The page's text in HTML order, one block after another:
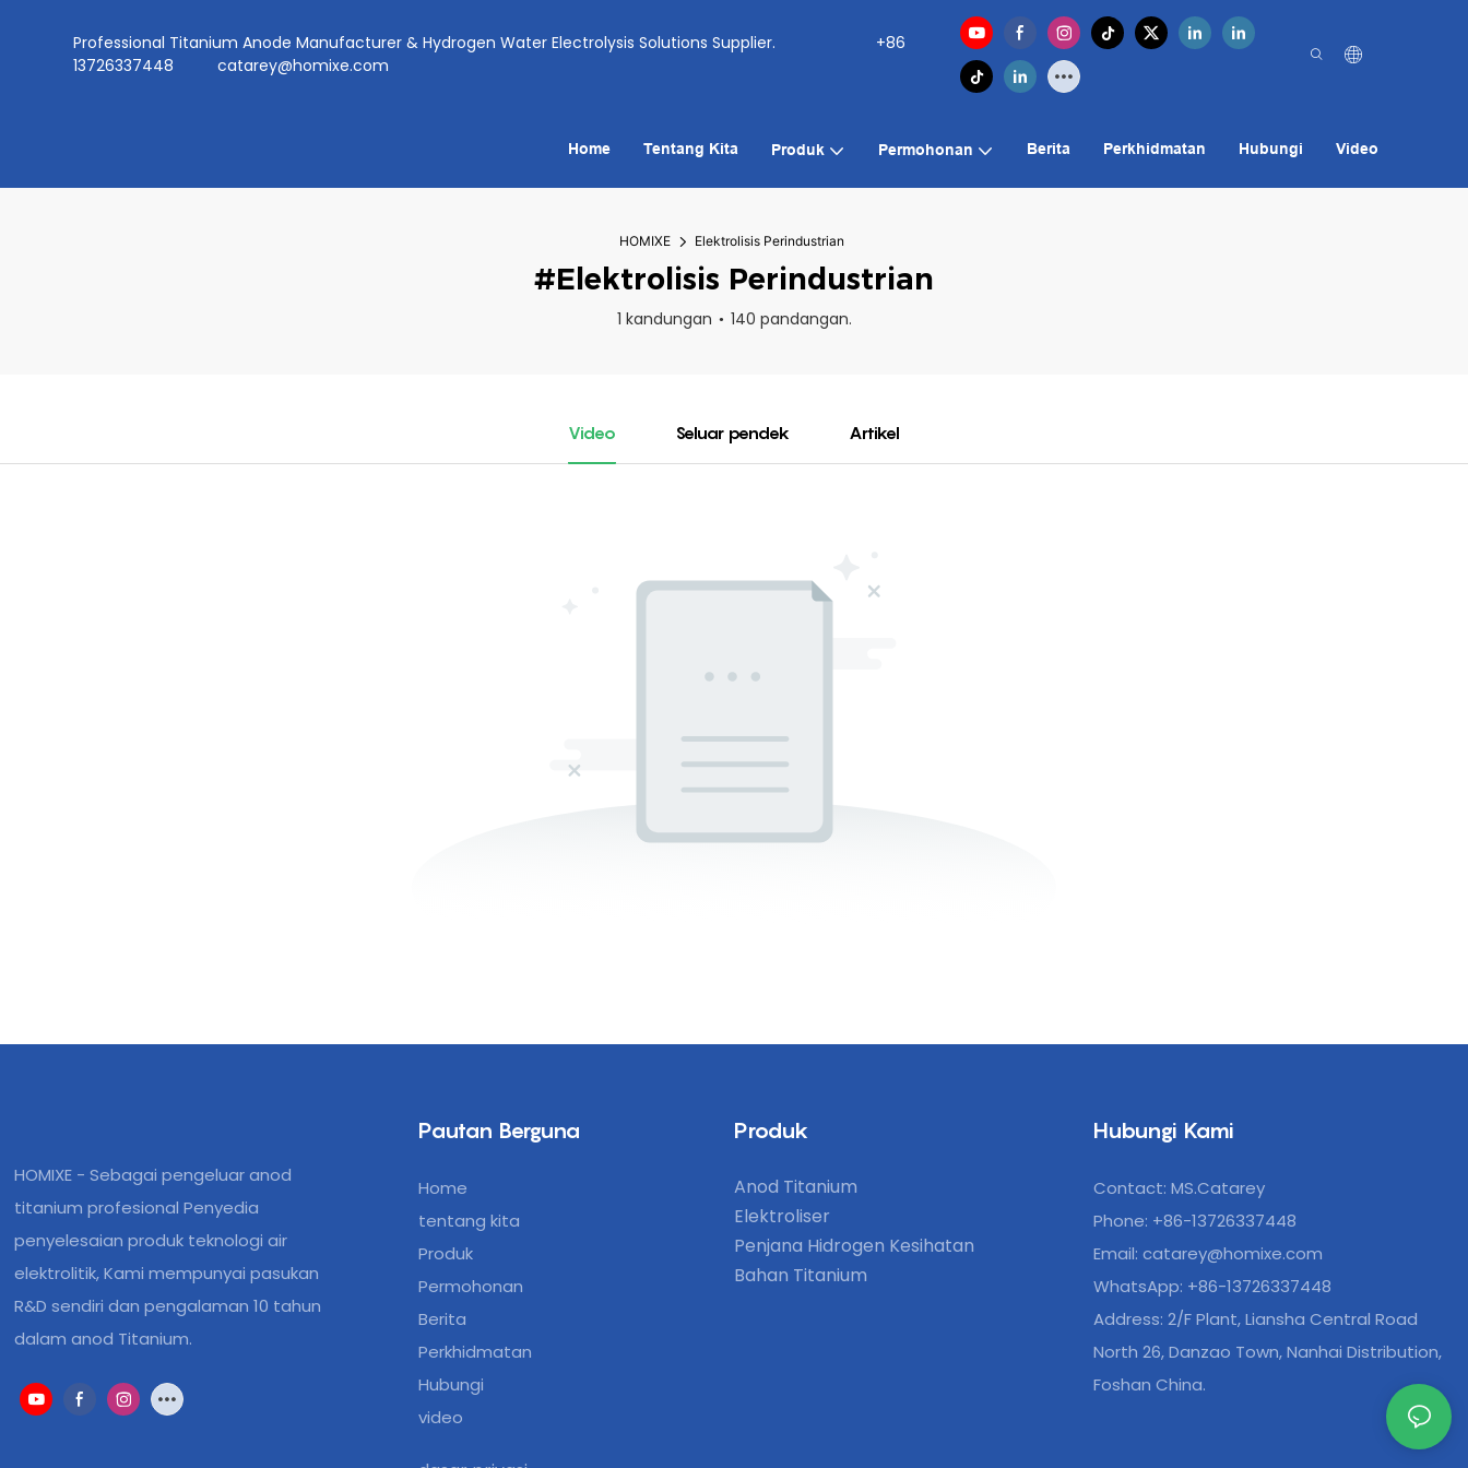
Professional Titanium Anode Manufacturer & Hydrogen Water Electrolysis Solutions Supplier.
+86
13726337448
catarey@homixe.com
Home Tentang Kita Produk Permohonan Berita Perkhidmatan Hubungi Video
HOMIXE Elektrolisis Perindustrian
#Elektrolisis Perindustrian
1 kandungan 140 pandangan.
Video Seluar pendek Artikel
HOMIXE - Sebagai pengeluar anod
titanium profesional Penyedia
penyelesaian produk teknologi air
elektrolitik, Kami mempunyai pasukan
R&D sendiri dan pengalaman 10 tahun
dalam anod Titanium.
Pautan Berguna
Home
tentang kita
Produk
Permohonan
Berita
Perkhidmatan
Hubungi
video
Produk
Anod Titanium
Elektroliser
Penjana Hidrogen Kesihatan
Bahan Titanium
Hubungi Kami
Contact: MS.Catarey
Phone: +86-13726337448
Email:catarey@homixe.com
WhatsApp: +86-13726337448
Address: 2/F Plant, Liansha Central Road
North 26, Danzao Town, Nanhai Distribution,
Foshan China.